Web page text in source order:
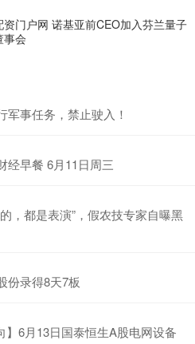
资门户网 诺基亚前CEO加入芬兰量子
事会
军事任务，禁止驶入！
经早餐 6月11日周三
，都是表演”，假农技专家自曝黑
份录得8天7板
】6月13日国泰恒生A股电网设备